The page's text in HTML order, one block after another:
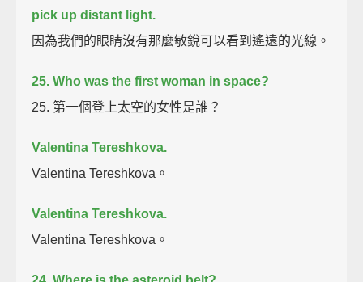
pick up distant light.
因為我們的眼睛沒有那麼敏銳可以看到遙遠的光線。
25. Who was the first woman in space?
25. 第一個登上太空的女性是誰？
Valentina Tereshkova.
Valentina Tereshkova。
Valentina Tereshkova.
Valentina Tereshkova。